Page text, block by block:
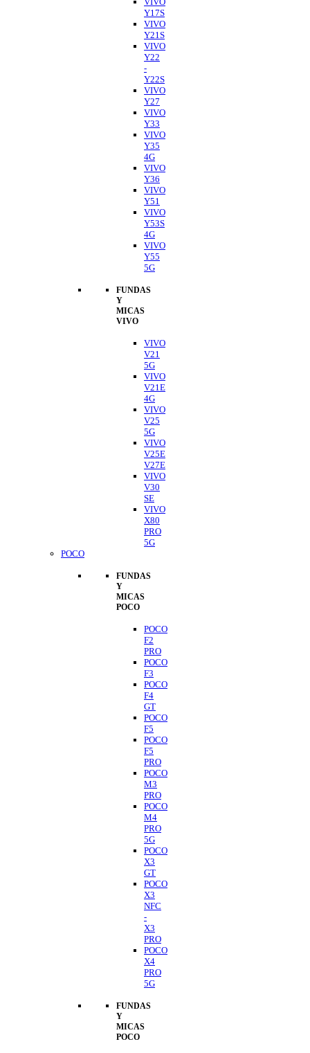
Y17S
VIVO
Y21S
VIVO
Y22
-
Y22S
VIVO
Y27
VIVO
Y33
VIVO
Y35
4G
VIVO
Y36
VIVO
Y51
VIVO
Y53S
4G
VIVO
Y55
5G
FUNDAS
Y
MICAS
VIVO
VIVO
V21
5G
VIVO
V21E
4G
VIVO
V25
5G
VIVO
V25E
V27E
VIVO
V30
SE
VIVO
X80
PRO
5G
POCO
FUNDAS
Y
MICAS
POCO
POCO
F2
PRO
POCO
F3
POCO
F4
GT
POCO
F5
POCO
F5
PRO
POCO
M3
PRO
POCO
M4
PRO
5G
POCO
X3
GT
POCO
X3
NFC
-
X3
PRO
POCO
X4
PRO
5G
FUNDAS
Y
MICAS
POCO